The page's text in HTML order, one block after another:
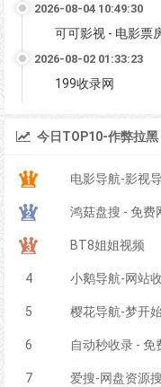
2026-08-04 10:49:30
可可影视 - 电影票
2026-08-02 01:33:23
199收录网
今日TOP10-作弊拉黑
电影导航-影视
鸿菇盘搜 - 免费
BT8姐姐视频
4 小鹅导航-网站
5 樱花导航-梦开
6 自动秒收录 -
7